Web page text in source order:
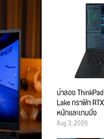
น่าลอง
Lake กราฟิก
หนักและเกมมิ่ง
Aug 3, 2026